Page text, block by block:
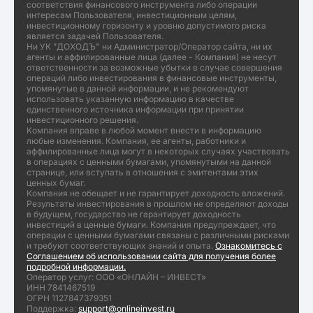
соответствия финансового инструмента либо операции
интересам Пользователя, инвестиционным целям,
инвестиционному горизонту и уровню допустимого риска
является задачей Пользователя.
Ни УК "ДОХОДЪ" ни Администратор/Оператор сайта, ни их
агенты и аффилированные лица (далее - Компания) не несут
ответственности за возможные убытки в случае совершения
операций либо инвестирования в финансовые инструменты,
упомянутые в данной информации, и не рекомендуют
использовать указанную информацию в качестве
единственного источника информации при принятии
инвестиционного решения.
Компания вправе в любой момент внести в информацию
любые изменения. Компания, ее агенты, работники и
аффилированные лица могут в некоторых случаях участвовать
в операциях с ценными бумагами, упомянутыми на данной
странице, или вступать в отношения с эмитентами этих
ценных бумаг.
Компания не обещает и не гарантирует доходность вложений.
Результаты инвестирования в прошлом не определяют доходы
в будущем, государство не гарантирует доходность
инвестиций в ценные бумаги. Компания предупреждает, что
операции с ценными бумагами связаны с различными рисками
и требуют соответствующих знаний и опыта. Ознакомитесь с
Соглашением об использовании сайта для получения более
подробной информации.
Оператор услуг: ООО «ОНЛАЙН – ИНВЕСТ»
ИНН 7841467519
ОГРН 1127847379351
Поддержка: support@onlineinvest.ru